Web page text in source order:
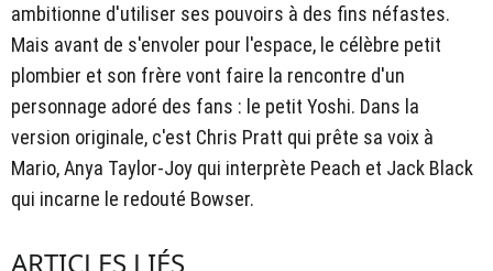
ambitionne d'utiliser ses pouvoirs à des fins néfastes.
Mais avant de s'envoler pour l'espace, le célèbre petit
plombier et son frère vont faire la rencontre d'un
personnage adoré des fans : le petit Yoshi. Dans la
version originale, c'est Chris Pratt qui prête sa voix à
Mario, Anya Taylor-Joy qui interprète Peach et Jack Black
qui incarne le redouté Bowser.
ARTICLES LIÉS